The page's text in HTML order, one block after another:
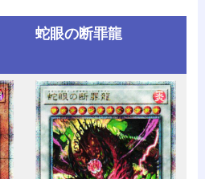
蛇眼の断罪龍